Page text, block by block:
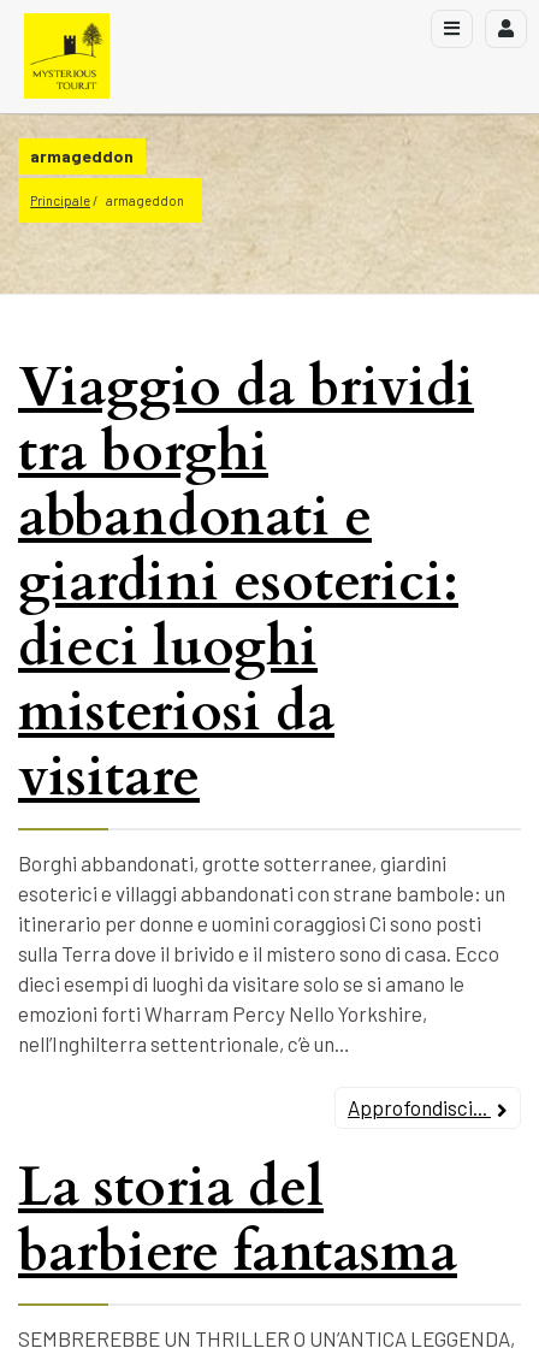
armageddon
Principale armageddon
Viaggio da brividi
tra borghi
abbandonati e
giardini esoterici:
dieci luoghi
misteriosi da
visitare
Borghi abbandonati, grotte sotterranee, giardini
esoterici e villaggi abbandonati con strane bambole: un
itinerario per donne e uomini coraggiosi Ci sono posti
sulla Terra dove il brivido e il mistero sono di casa. Ecco
dieci esempi di luoghi da visitare solo se si amano le
emozioni forti Wharram Percy Nello Yorkshire,
nell’Inghilterra settentrionale, c’è un…
Approfondisci...
La storia del
barbiere fantasma
SEMBREREBBE UN THRILLER O UN’ANTICA LEGGENDA,